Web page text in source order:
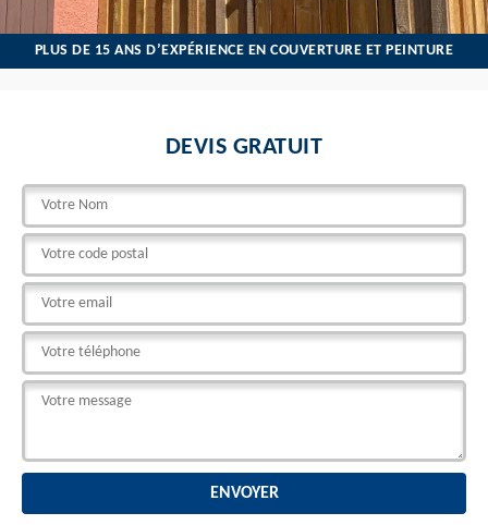
PLUS DE 15 ANS D’EXPÉRIENCE EN COUVERTURE ET PEINTURE
DEVIS GRATUIT